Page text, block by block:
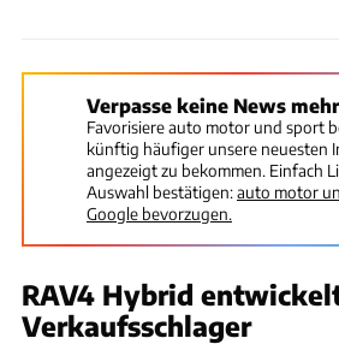
Verpasse keine News mehr
Favorisiere auto motor und sport
künftig häufiger unsere neuesten
angezeigt zu bekommen. Einfach
Auswahl bestätigen:auto motor
Google bevorzugen.
RAV4 Hybrid
Verkaufsschlager